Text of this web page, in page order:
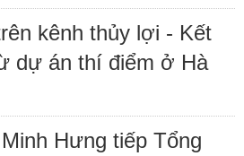
kênh thủy lợi - Kết
dự án thí điểm ở Hà
Hưng tiếp Tổng